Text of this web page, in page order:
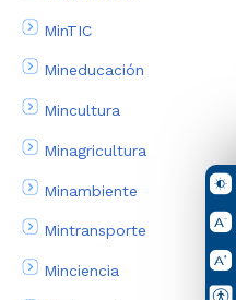
MinTIC
Mineducación
Mincultura
Minagricultura
Minambiente
Mintransporte
Minciencia